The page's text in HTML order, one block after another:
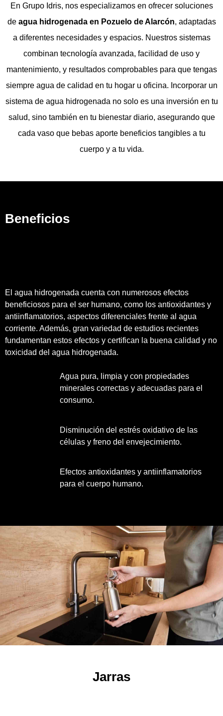
En Grupo Idris, nos especializamos en ofrecer soluciones
de agua hidrogenada en Pozuelo de Alarcón, adaptadas
a diferentes necesidades y espacios. Nuestros sistemas
combinan tecnología avanzada, facilidad de uso y
mantenimiento, y resultados comprobables para que tengas
siempre agua de calidad en tu hogar u oficina. Incorporar un
sistema de agua hidrogenada no solo es una inversión en tu
salud, sino también en tu bienestar diario, asegurando que
cada vaso que bebas aporte beneficios tangibles a tu
cuerpo y a tu vida.
Beneficios
El agua hidrogenada cuenta con numerosos efectos
beneficiosos para el ser humano, como los antioxidantes y
antiinflamatorios, aspectos diferenciales frente al agua
corriente. Además, gran variedad de estudios recientes
fundamentan estos efectos y certifican la buena calidad y no
toxicidad del agua hidrogenada.
Agua pura, limpia y con propiedades
minerales correctas y adecuadas para el
consumo.
Disminución del estrés oxidativo de las
células y freno del envejecimiento.
Efectos antioxidantes y antiinflamatorios
para el cuerpo humano.
Jarras